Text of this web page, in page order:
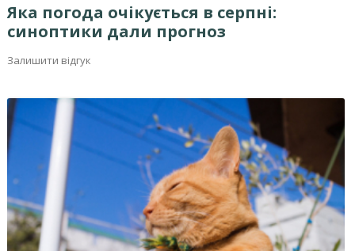
Яка погода очікується в серпні:
синоптики дали прогноз
Залишити відгук